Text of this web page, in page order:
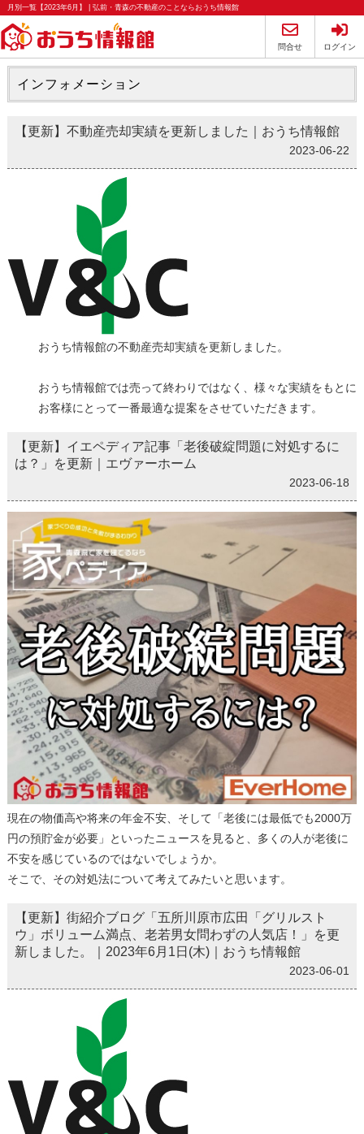
月別一覧【2023年6月】 | 弘前・青森の不動産のことならおうち情報館
問合せ ログイン
インフォメーション
【更新】不動産売却実績を更新しました｜おうち情報館
2023-06-22
おうち情報館の不動産売却実績を更新しました。
おうち情報館では売って終わりではなく、様々な実績をもとに
お客様にとって一番最適な提案をさせていただきます。
【更新】イエペディア記事「老後破綻問題に対処するに
は？」を更新｜エヴァーホーム
2023-06-18
現在の物価高や将来の年金不安、そして「老後には最低でも2000万
円の預貯金が必要」といったニュースを見ると、多くの人が老後に
不安を感じているのではないでしょうか。
そこで、その対処法について考えてみたいと思います。
【更新】街紹介ブログ「五所川原市広田「グリルスト
ウ」ボリューム満点、老若男女問わずの人気店！」を更
新しました。｜2023年6月1日(木)｜おうち情報館
2023-06-01